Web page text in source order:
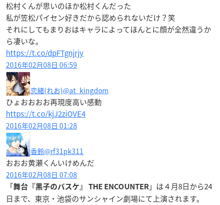
松村くんが思いのほか松村くんだった
私が笠松パイセン好きだから認められないだけ？笑
それにしてもまりおはキャラによってほんとに顔が全然違うか
ら凄いな。
https://t.co/dpFTgnjrjy
2016年02月08日 06:59
恋緒(れお)@at_kingdom
ひょおおおお再現度高い感動
https://t.co/kjJ2ziOVE4
2016年02月08日 01:28
香鈴@rf31pk311
おおお黄瀬くんいけめんだ
2016年02月08日 07:08
「舞台『黒子のバスケ』 THE ENCOUNTER 」は４月8日から24
日まで、東京・池袋のサンシャイン劇場にて上演されます。